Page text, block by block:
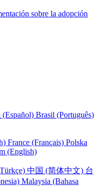
sobre la adopción
(Español) Brasil (Português)
France (Français) Polska
(English)
中国 (简体中文) 台
Malaysia (Bahasa